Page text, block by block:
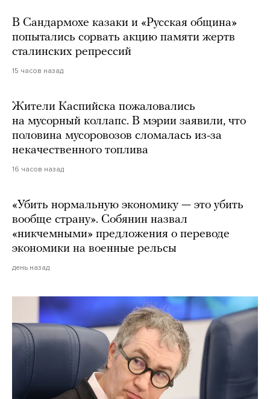
В Сандармохе казаки и «Русская община»
попытались сорвать акцию памяти жертв
сталинских репрессий
15 часов назад
Жители Каспийска пожаловались
на мусорный коллапс. В мэрии заявили, что
половина мусоровозов сломалась из-за
некачественного топлива
16 часов назад
«Убить нормальную экономику — это убить
вообще страну». Собянин назвал
«никчемными» предложения о переводе
экономики на военные рельсы
день назад